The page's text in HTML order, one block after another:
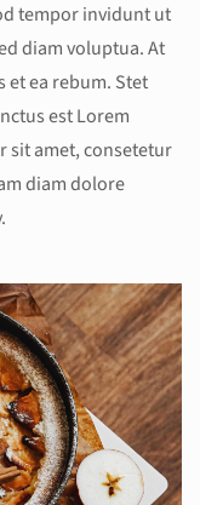
tempor invidunt ut
diam voluptua. At
et ea rebum. Stet
est Lorem
sit amet, consetetur
diam dolore